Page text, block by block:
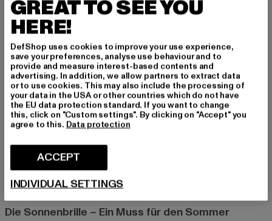
URBAN CLASSICS
108
EUR 10,07
Derzeitiger Preis: EUR 10,07
EUR 17,99Aktionspreis: EUR 17,99
Sonnenbrillen – Der Schmuck fürs Gesicht
Die Sonnenbrille – Ein Muss für den Sommer
GREAT TO SEE YOU
HERE!
DefShop uses cookies to improve your use experience,
save your preferences, analyse use behaviour and to
provide and measure interest-based contents and
advertising. In addition, we allow partners to extract data
or to use cookies. This may also include the processing of
your data in the USA or other countries which do not have
the EU data protection standard. If you want to change
this, click on "Custom settings". By clicking on "Accept" you
agree to this. Data protection
ACCEPT
INDIVIDUAL SETTINGS